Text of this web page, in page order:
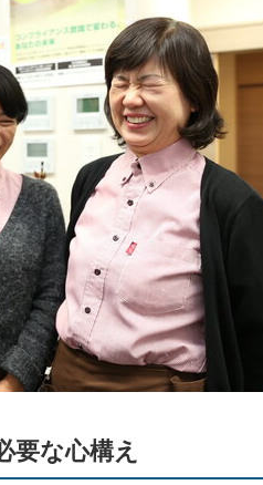
要な心構え